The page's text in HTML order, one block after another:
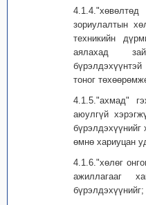
зориулалтын
техникийн
аялахад
тоног
4.1.5."ахмад"
аюулгүй
бүрэлдэхүүнийг
өмнө хариуцан
4.1.6."хөлөг
ажиллагааг
бүрэлдэхүүнийг;